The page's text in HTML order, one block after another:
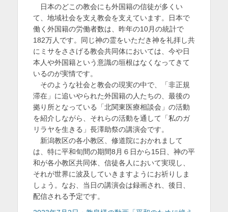
日本のどこの教会にも外国籍の信徒が多くい
て、地域社会を支え教会を支えています。日本で
働く外国籍の労働者数は、昨年の10月の統計で
182万人です。同じ神の霊をいただき神を礼拝し共
にミサをささげる教会共同体においては、今や日
本人や外国籍という意識の垣根はなくなってきて
いるのが実情です。
そのような社会と教会の現実の中で、「非正規
滞在」に追いやられた外国籍の人たちの、最後の
拠り所となっている「北関東医療相談会」の活動
を紹介しながら、それらの活動を通して「私のガ
リラヤを生きる」長澤助祭の講演会です。
新潟教区の各小教区、修道院におかれまして
は、特に平和旬間の期間8月６日から15日、神の平
和が各小教区共同体、信徒各人において実現し、
それが世界に波及していきますようにお祈りしま
しょう。なお、当日の講演会は録画され、後日、
配信される予定です。